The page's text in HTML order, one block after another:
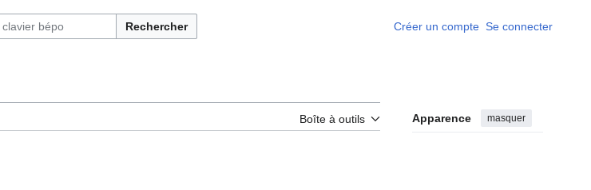
Rechercher Créer un compte Se connecter
Boîte à outils Apparence masquer